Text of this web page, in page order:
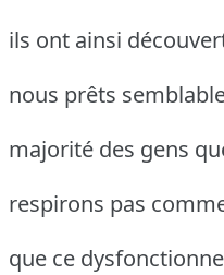
ils ont ainsi
nous prêts
majorité des gens
respirons pas
que ce